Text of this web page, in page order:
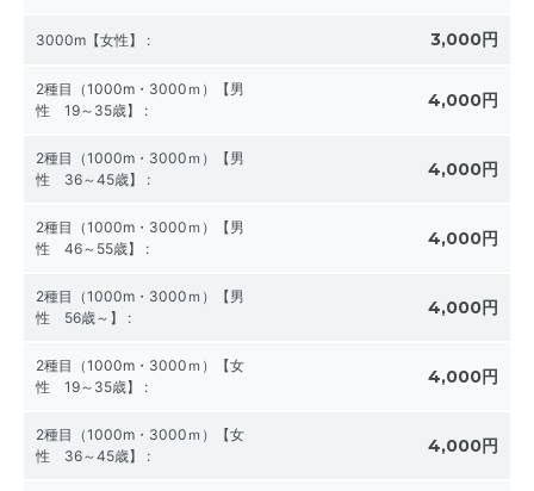
3000m【女性】 : 3,000円
2種目（1000m・3000ｍ）【男
性 19～35歳】 : 4,000円
2種目（1000m・3000ｍ）【男
性 36～45歳】 : 4,000円
2種目（1000m・3000ｍ）【男
性 46～55歳】 : 4,000円
2種目（1000m・3000ｍ）【男
性 56歳～】 : 4,000円
2種目（1000m・3000ｍ）【女
性 19～35歳】 : 4,000円
2種目（1000m・3000ｍ）【女
性 36～45歳】 : 4,000円